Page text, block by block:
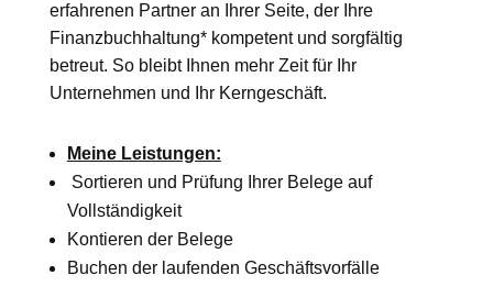
erfahrenen Partner an Ihrer Seite, der Ihre
Finanzbuchhaltung* kompetent und sorgfältig
betreut. So bleibt Ihnen mehr Zeit für Ihr
Unternehmen und Ihr Kerngeschäft.
Meine Leistungen:
Sortieren und Prüfung Ihrer Belege auf
Vollständigkeit
Kontieren der Belege
Buchen der laufenden Geschäftsvorfälle